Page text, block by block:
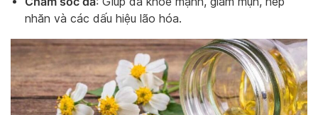
nhăn và các dấu hiệu lão hóa.